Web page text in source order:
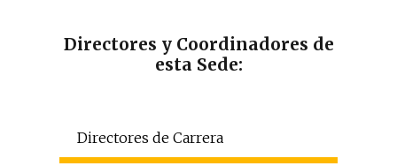
Directores y Coordinadores de
esta Sede:
Directores de Carrera